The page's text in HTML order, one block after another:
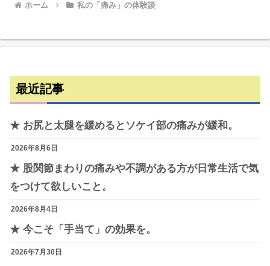
ホーム 私の「痛み」の体験談
最近記事
★ お尻と太腿を緩めるとソケイ部の痛みが緩和。
2026年8月6日
★ 股関節まわりの痛みや不調がある方が日常生活で気
をつけて欲しいこと。
2026年8月4日
★ 今こそ「手当て」の効果を。
2026年7月30日